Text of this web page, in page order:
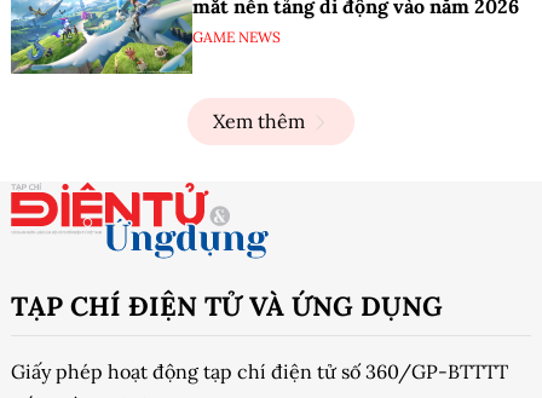
mắt nền tảng di động vào năm 2026
GAME NEWS
Xem thêm
TẠP CHÍ ĐIỆN TỬ VÀ ỨNG DỤNG
Giấy phép hoạt động tạp chí điện tử số 360/GP-BTTTT